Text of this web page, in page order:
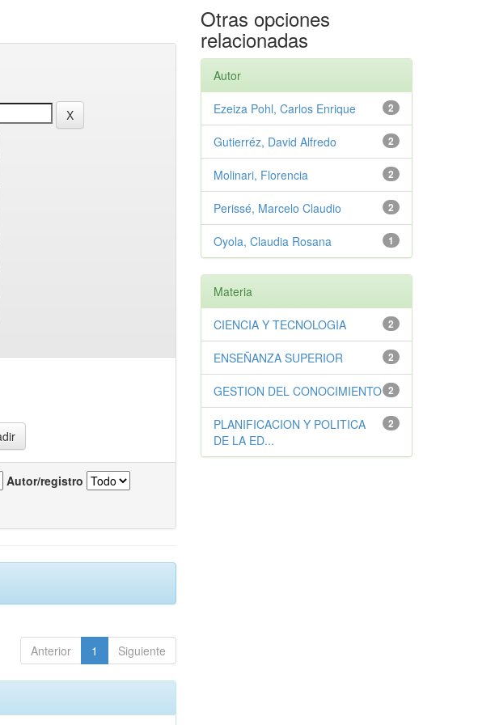
Autor/registro
Anterior 1 Siguiente
Otras opciones
relacionadas
Autor
2
Ezeiza Pohl, Carlos Enrique
2
Gutierréz, David Alfredo
2
Molinari, Florencia
2
Perissé, Marcelo Claudio
1
Oyola, Claudia Rosana
Materia
2
CIENCIA Y TECNOLOGIA
2
ENSEÑANZA SUPERIOR
2
GESTION DEL CONOCIMIENTO
2
PLANIFICACION Y POLITICA
DE LA ED...